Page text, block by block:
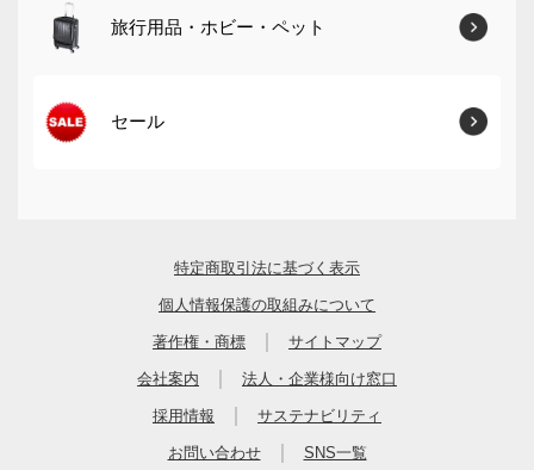
旅行用品・ホビー・ペット
セール
特定商取引法に基づく表示
個人情報保護の取組みについて
著作権・商標 サイトマップ
会社案内 法人・企業様向け窓口
採用情報 サステナビリティ
お問い合わせ SNS一覧